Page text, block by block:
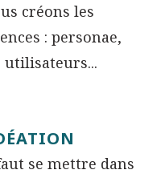
créons les
: personae,
utilisateurs...
se mettre dans